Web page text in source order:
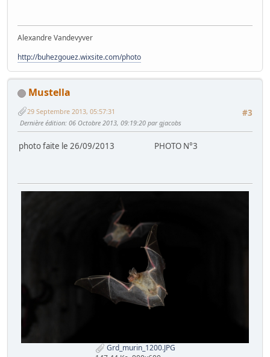
Alexandre Vandevyver
http://buhezgouez.wixsite.com/photo
Mustella
#3
29 Septembre 2013, 05:57:31
Dernière édition: 06 Octobre 2013, 09:19:20 par gjacobs
photo faite le 26/09/2013 PHOTO N°3
Grd_murin_1200.JPG